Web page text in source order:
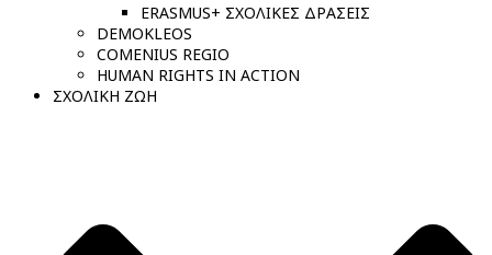
ERASMUS+ ΣΧΟΛΙΚΕΣ ΔΡΑΣΕΙΣ
DEMOKLEOS
COMENIUS REGIO
HUMAN RIGHTS IN ACTION
ΣΧΟΛΙΚΗ ΖΩΗ